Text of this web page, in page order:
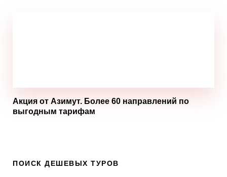
Акция от Азимут. Более 60 направлений по
выгодным тарифам
ПОИСК ДЕШЕВЫХ ТУРОВ